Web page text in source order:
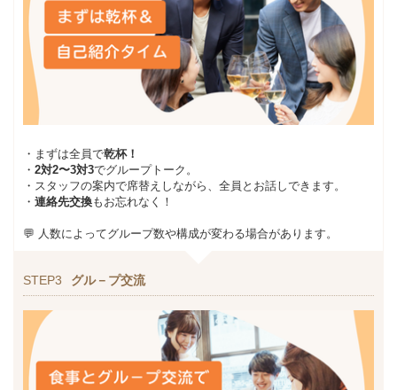
・まずは全員で乾杯！
・ 2対2〜3対3でグループトーク。
・スタッフの案内で席替えしながら、全員とお話しできます。
・ 連絡先交換もお忘れなく！
💬 人数によってグループ数や構成が変わる場合があります。
STEP3 グル－プ交流